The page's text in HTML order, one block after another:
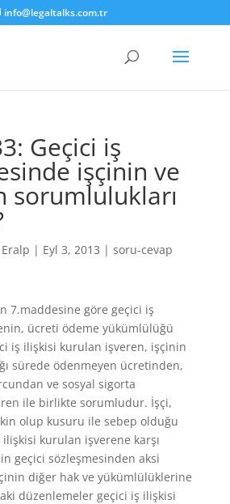
info@legaltalks.com.tr
Geçici iş
işçinin ve
sorumlulukları
| Eyl 3, 2013 | soru-cevap
7.maddesine göre geçici iş
ücreti ödeme yükümlülüğü
iş ilişkisi kurulan işveren, işçinin
sürede ödenmeyen ücretinden,
ve sosyal sigorta
ile birlikte sorumludur. İşçi,
olup kusuru ile sebep olduğu
kurulan işverene karşı
geçici sözleşmesinden aksi
diğer hak ve yükümlülüklerine
düzenlemeler geçici iş ilişkisi